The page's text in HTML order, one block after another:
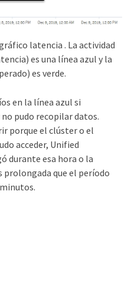
latencia . La actividad
es una línea azul y la
es verde.
en la línea azul si
pudo recopilar datos.
porque el clúster o el
acceder, Unified
durante esa hora o la
prolongada que el período